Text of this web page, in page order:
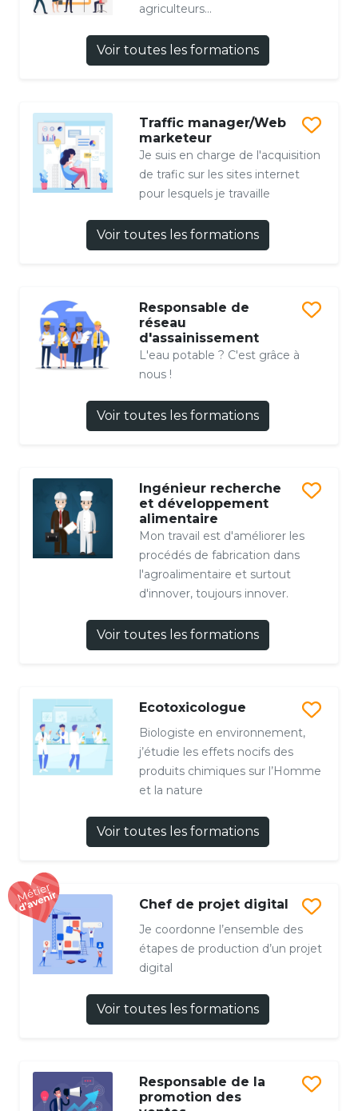
agriculteurs...
Voir toutes les formations
Traffic manager/Web
marketeur
Je suis en charge de l'acquisition
de trafic sur les sites internet
pour lesquels je travaille
Voir toutes les formations
Responsable de
réseau
d'assainissement
L'eau potable ? C'est grâce à
nous !
Voir toutes les formations
Ingénieur recherche
et développement
alimentaire
Mon travail est d'améliorer les
procédés de fabrication dans
l'agroalimentaire et surtout
d'innover, toujours innover.
Voir toutes les formations
Ecotoxicologue
Biologiste en environnement,
j’étudie les effets nocifs des
produits chimiques sur l’Homme
et la nature
Voir toutes les formations
Chef de projet digital
Je coordonne l’ensemble des
étapes de production d’un projet
digital
Voir toutes les formations
Responsable de la
promotion des